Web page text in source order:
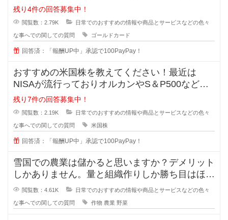
持てると知ったのですが、種類が多
残り4件の回答募集中！
閲覧数：2.79K 日常でのおすすめの情報や商品とサービスなどの色々
な事へでの関しての質問 ゴールドカード
回答済：「報酬UP中」承認で100PayPay！
おすすめの米国株を教えてください！最近は
NISAが流行っておりオルカンやS＆P500などが
主流ですが、皆が同じものに投資
残り7件の回答募集中！
閲覧数：2.19K 日常でのおすすめの情報や商品とサービスなどの色々
な事へでの関しての質問 米国株
回答済：「報酬UP中」承認で100PayPay！
雪国での農業は儲かると思いますか？デメリット
しかありません。量と組織作りしか勝ち目はほと
んどありません。場所の取り合いは
閲覧数：4.61K 日常でのおすすめの情報や商品とサービスなどの色々
な事へでの関しての質問 作物 農業 野菜